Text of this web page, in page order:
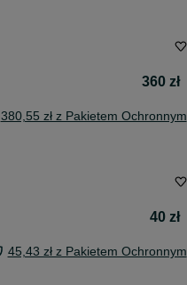
360 zł
380,55 zł z Pakietem Ochronnym
40 zł
45,43 zł z Pakietem Ochronnym